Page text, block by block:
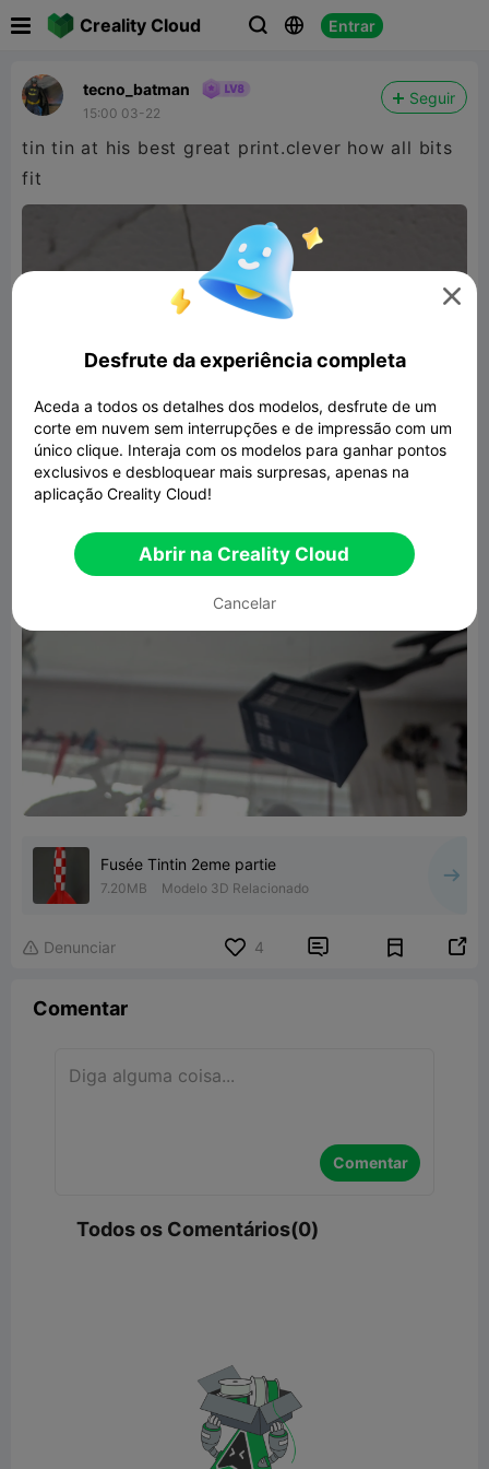
Creality Cloud   Entrar
tecno_batman
15:00 03-22
Seguir
tin tin at his best great print.clever how all bits
fit
Fusée Tintin 2eme partie
7.20MB Modelo 3D Relacionado
 Denunciar 4  
Comentar
Comentar
Todos os Comentários(0)

Desfrute da experiência completa
Aceda a todos os detalhes dos modelos, desfrute de um
corte em nuvem sem interrupções e de impressão com um
único clique. Interaja com os modelos para ganhar pontos
exclusivos e desbloquear mais surpresas, apenas na
aplicação Creality Cloud!
Abrir na Creality Cloud
Cancelar